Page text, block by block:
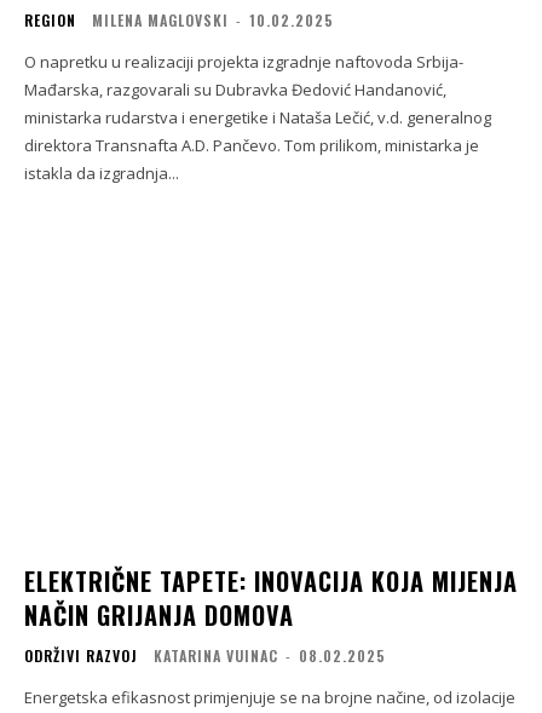
REGION MILENA MAGLOVSKI - 10.02.2025
O napretku u realizaciji projekta izgradnje naftovoda Srbija-
Mađarska, razgovarali su Dubravka Đedović Handanović,
ministarka rudarstva i energetike i Nataša Lečić, v.d. generalnog
direktora Transnafta A.D. Pančevo. Tom prilikom, ministarka je
istakla da izgradnja...
ELEKTRIČNE TAPETE: INOVACIJA KOJA MIJENJA
NAČIN GRIJANJA DOMOVA
ODRŽIVI RAZVOJ KATARINA VUINAC - 08.02.2025
Energetska efikasnost primjenjuje se na brojne načine, od izolacije